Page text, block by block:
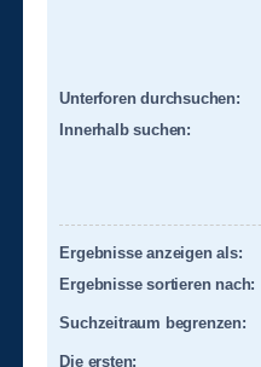
Unterforen durchsuchen:
Innerhalb suchen:
Ergebnisse anzeigen als:
Ergebnisse sortieren nach:
Suchzeitraum begrenzen:
Die ersten: